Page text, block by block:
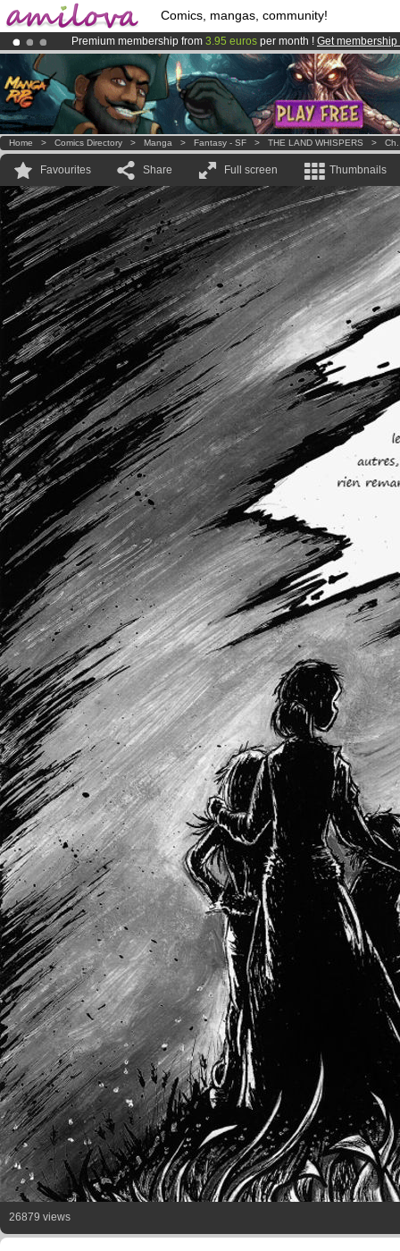
Comics, mangas, community!
Premium membership from 3.95 euros per month ! Get membership
AmilovaKickstarter is now LIVE!.
Already 100000membersand 1000 comics & mangas!.
Home > Comics Directory > Manga > Fantasy - SF > THE LAND WHISPERS >
Favourites Share Full screen Thumbnails
26879 views